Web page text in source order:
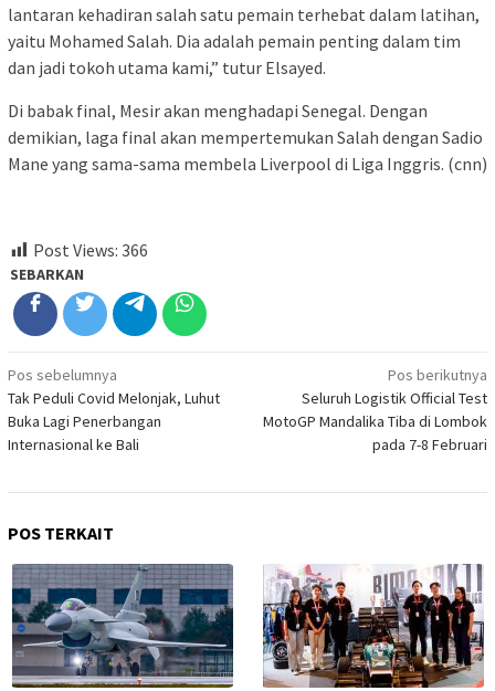
lantaran kehadiran salah satu pemain terhebat dalam latihan,
yaitu Mohamed Salah. Dia adalah pemain penting dalam tim
dan jadi tokoh utama kami,” tutur Elsayed.
Di babak final, Mesir akan menghadapi Senegal. Dengan
demikian, laga final akan mempertemukan Salah dengan Sadio
Mane yang sama-sama membela Liverpool di Liga Inggris. (cnn)
Post Views: 366
SEBARKAN
Navigasi
pos
Pos sebelumnya
Tak Peduli Covid Melonjak, Luhut
Buka Lagi Penerbangan
Internasional ke Bali
Pos berikutnya
Seluruh Logistik Official Test
MotoGP Mandalika Tiba di Lombok
pada 7-8 Februari
POS TERKAIT